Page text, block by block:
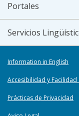
Portales
Servicios
Information in English
Accesibilidad y Facilidad
Prácticas de Privacidad